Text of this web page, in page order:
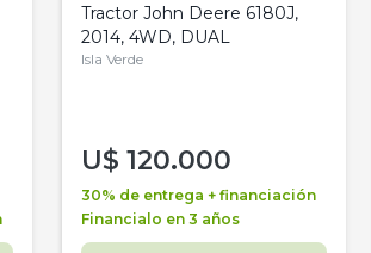
Tractor John Deere 6180J,
2014, 4WD, DUAL
Isla Verde
U$ 120.000
30% de entrega + financiación
Financialo en 3 años